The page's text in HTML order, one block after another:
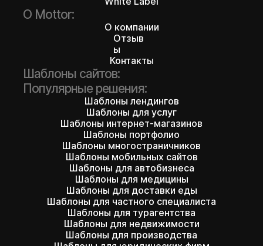
О Mottor:
О компании
Отзыв
ы
Контакты
Шаблоны сайтов:
Популярные решения:
Шаблоны лендингов
Шаблоны для услуг
Шаблоны интернет-магазинов
Шаблоны портфолио
Шаблоны многостраничников
Шаблоны мобильных сайтов
Шаблоны для автобизнеса
Шаблоны для медицины
Шаблоны для доставки еды
Шаблоны для частного специалиста
Шаблоны для турагентства
Шаблоны для недвижимости
Шаблоны для производства